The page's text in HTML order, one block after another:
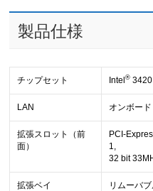
製品仕様
チップセット Intel®
LAN オンボード
拡張スロット（前
面）
PCI-
1,
32 bit
拡張ベイ
リムーバ